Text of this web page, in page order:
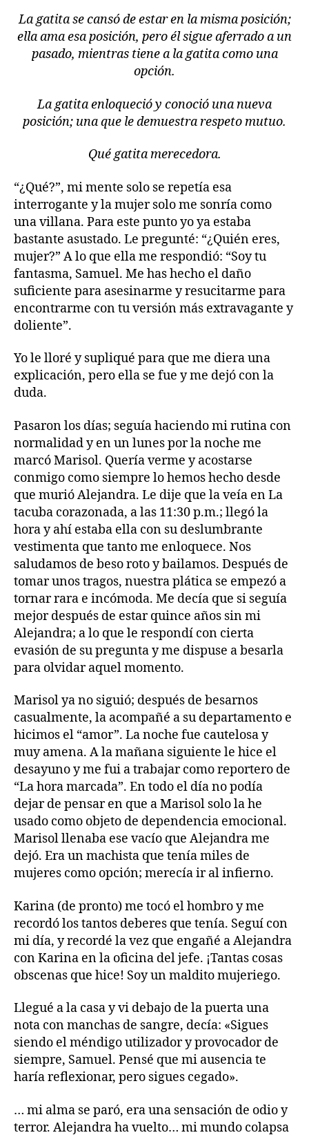
La gatita se cansó de estar en la misma posición;
ella ama esa posición, pero él sigue aferrado a un
pasado, mientras tiene a la gatita como una
opción.
La gatita enloqueció y conoció una nueva
posición; una que le demuestra respeto mutuo.
Qué gatita merecedora.
“¿Qué?”, mi mente solo se repetía esa
interrogante y la mujer solo me sonría como
una villana. Para este punto yo ya estaba
bastante asustado. Le pregunté: “¿Quién eres,
mujer?” A lo que ella me respondió: “Soy tu
fantasma, Samuel. Me has hecho el daño
suficiente para asesinarme y resucitarme para
encontrarme con tu versión más extravagante y
doliente”.
Yo le lloré y supliqué para que me diera una
explicación, pero ella se fue y me dejó con la
duda.
Pasaron los días; seguía haciendo mi rutina con
normalidad y en un lunes por la noche me
marcó Marisol. Quería verme y acostarse
conmigo como siempre lo hemos hecho desde
que murió Alejandra. Le dije que la veía en La
tacuba corazonada, a las 11:30 p.m.; llegó la
hora y ahí estaba ella con su deslumbrante
vestimenta que tanto me enloquece. Nos
saludamos de beso roto y bailamos. Después de
tomar unos tragos, nuestra plática se empezó a
tornar rara e incómoda. Me decía que si seguía
mejor después de estar quince años sin mi
Alejandra; a lo que le respondí con cierta
evasión de su pregunta y me dispuse a besarla
para olvidar aquel momento.
Marisol ya no siguió; después de besarnos
casualmente, la acompañé a su departamento e
hicimos el “amor”. La noche fue cautelosa y
muy amena. A la mañana siguiente le hice el
desayuno y me fui a trabajar como reportero de
“La hora marcada”. En todo el día no podía
dejar de pensar en que a Marisol solo la he
usado como objeto de dependencia emocional.
Marisol llenaba ese vacío que Alejandra me
dejó. Era un machista que tenía miles de
mujeres como opción; merecía ir al infierno.
Karina (de pronto) me tocó el hombro y me
recordó los tantos deberes que tenía. Seguí con
mi día, y recordé la vez que engañé a Alejandra
con Karina en la oficina del jefe. ¡Tantas cosas
obscenas que hice! Soy un maldito mujeriego.
Llegué a la casa y vi debajo de la puerta una
nota con manchas de sangre, decía: «Sigues
siendo el méndigo utilizador y provocador de
siempre, Samuel. Pensé que mi ausencia te
haría reflexionar, pero sigues cegado».
… mi alma se paró, era una sensación de odio y
terror. Alejandra ha vuelto… mi mundo colapsa